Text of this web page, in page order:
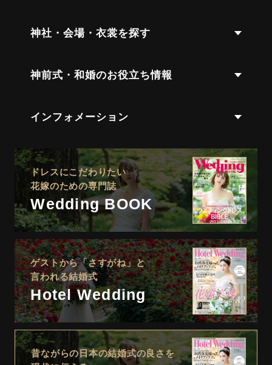
神社・会場・衣裳を探す
神前式・和婚のお役立ち情報
インフォメーション
ドレスにこだわりたい
花嫁のための専門誌
Wedding BOOK
ゲストから「さすがね」と
言われる結婚式
Hotel Wedding
昔ながらの日本の結婚式の良さを